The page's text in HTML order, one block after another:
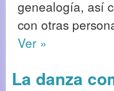
genealogía, así
con otras
Ver »
La danza